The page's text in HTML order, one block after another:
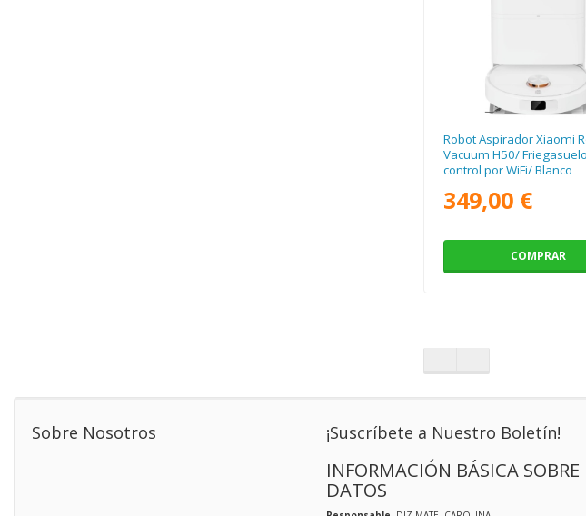
Robot Aspirador Xiaomi
Vacuum H50/
control por WiFi/ Blanco
349,00 €
COMPRAR
Sobre Nosotros ¡Suscríbete a Nuestro Boletín!
INFORMACIÓN BÁSICA
DATOS